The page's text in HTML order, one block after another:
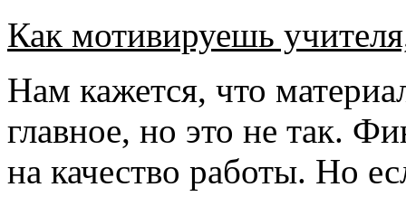
Как мотивируешь
Нам кажется, что
главное, но это не так.
на качество работы. Но